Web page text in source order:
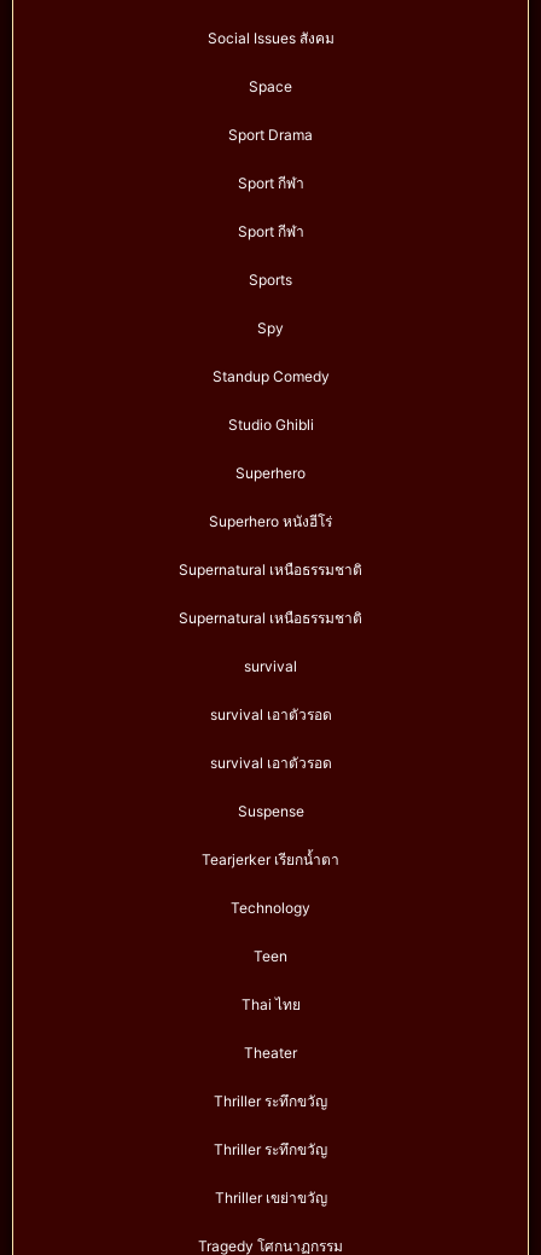
Social Issues สังคม
Space
Sport Drama
Sport กีฬา
Sport กีฬา
Sports
Spy
Standup Comedy
Studio Ghibli
Superhero
Superhero หนังฮีโร่
Supernatural เหนือธรรมชาติ
Supernatural เหนือธรรมชาติ
survival
survival เอาตัวรอด
survival เอาตัวรอด
Suspense
Tearjerker เรียกน้ำตา
Technology
Teen
Thai ไทย
Theater
Thriller ระทึกขวัญ
Thriller ระทึกขวัญ
Thriller เขย่าขวัญ
Tragedy โศกนาฏกรรม